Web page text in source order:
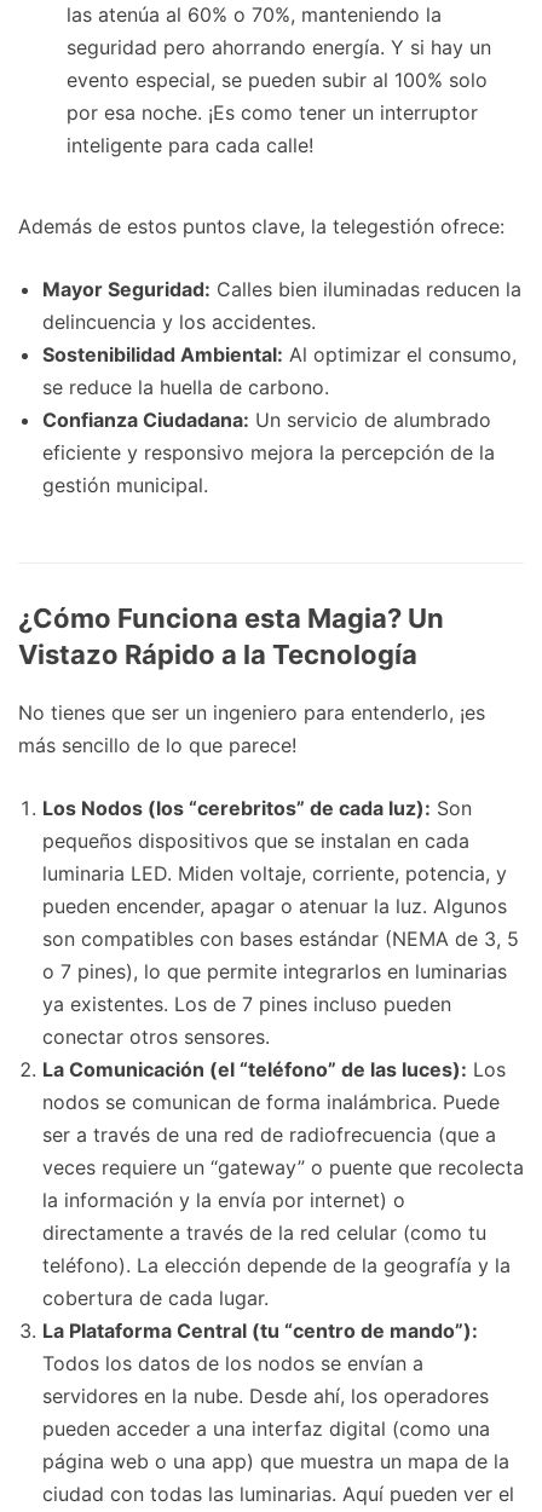
las atenúa al 60% o 70%, manteniendo la
seguridad pero ahorrando energía. Y si hay un
evento especial, se pueden subir al 100% solo
por esa noche. ¡Es como tener un interruptor
inteligente para cada calle!
Además de estos puntos clave, la telegestión ofrece:
Mayor Seguridad: Calles bien iluminadas reducen la
delincuencia y los accidentes.
Sostenibilidad Ambiental: Al optimizar el consumo,
se reduce la huella de carbono.
Confianza Ciudadana: Un servicio de alumbrado
eficiente y responsivo mejora la percepción de la
gestión municipal.
¿Cómo Funciona esta Magia? Un
Vistazo Rápido a la Tecnología
No tienes que ser un ingeniero para entenderlo, ¡es
más sencillo de lo que parece!
Los Nodos (los “cerebritos” de cada luz): Son
pequeños dispositivos que se instalan en cada
luminaria LED. Miden voltaje, corriente, potencia, y
pueden encender, apagar o atenuar la luz. Algunos
son compatibles con bases estándar (NEMA de 3, 5
o 7 pines), lo que permite integrarlos en luminarias
ya existentes. Los de 7 pines incluso pueden
conectar otros sensores.
La Comunicación (el “teléfono” de las luces): Los
nodos se comunican de forma inalámbrica. Puede
ser a través de una red de radiofrecuencia (que a
veces requiere un “gateway” o puente que recolecta
la información y la envía por internet) o
directamente a través de la red celular (como tu
teléfono). La elección depende de la geografía y la
cobertura de cada lugar.
La Plataforma Central (tu “centro de mando”):
Todos los datos de los nodos se envían a
servidores en la nube. Desde ahí, los operadores
pueden acceder a una interfaz digital (como una
página web o una app) que muestra un mapa de la
ciudad con todas las luminarias. Aquí pueden ver el